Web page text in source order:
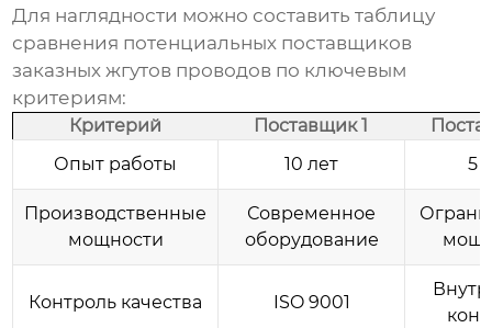
Для наглядности можно составить таблицу
сравнения потенциальных поставщиков
заказных жгутов проводов по ключевым
критериям:
Критерий Поставщик 1
Опыт работы
10 лет 5
Производственные
мощности
Современное
оборудование
Контроль качества ISO 9001